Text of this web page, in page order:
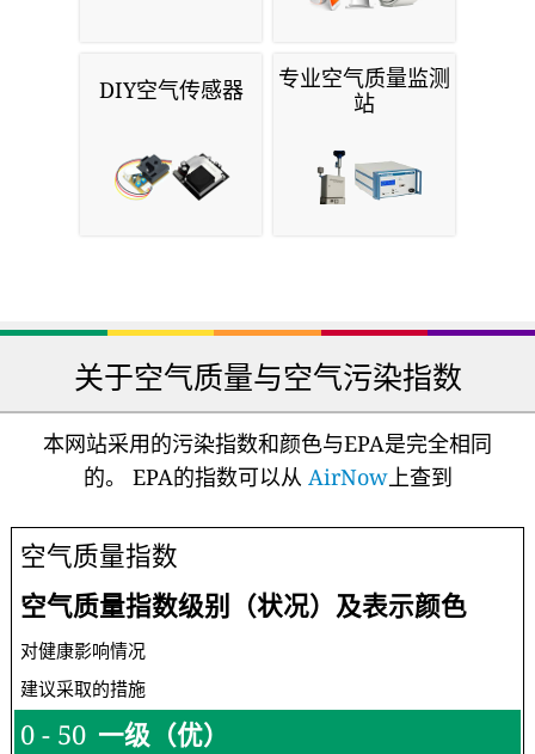
DIY空气传感器
专业空气质量监测
站
关于空气质量与空气污染指数
本网站采用的污染指数和颜色与EPA是完全相同
的。 EPA的指数可以从 AirNow上查到
空气质量指数
空气质量指数级别（状况）及表示颜色
对健康影响情况
建议采取的措施
0 - 50 一级（优）